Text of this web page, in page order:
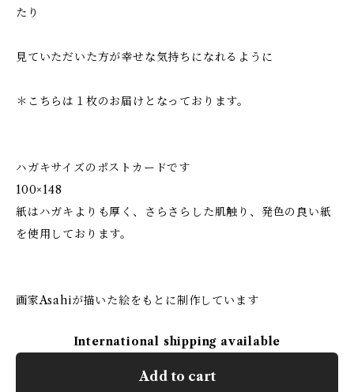
たり
見ていただいた方が幸せな気持ちになれるように
＊こちらは１枚のお届けとなっております。
ハガキサイズのポストカードです
100×148
紙はハガキよりも厚く、さらさらした肌触り、発色の良い紙
を使用しております。
画家Asahiが描いた絵をもとに制作しています
International shipping available
Add to cart